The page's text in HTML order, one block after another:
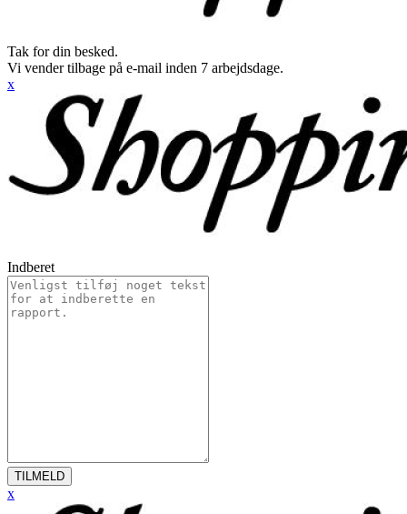
Tak for din besked.
Vi vender tilbage på e-mail inden 7 arbejdsdage.
x
Indberet
TILMELD
x